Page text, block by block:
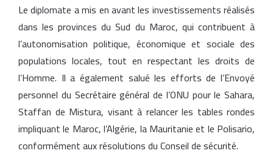
Le diplomate a mis en avant les investissements réalisés
dans les provinces du Sud du Maroc, qui contribuent à
l’autonomisation politique, économique et sociale des
populations locales, tout en respectant les droits de
l’Homme. Il a également salué les efforts de l’Envoyé
personnel du Secrétaire général de l’ONU pour le Sahara,
Staffan de Mistura, visant à relancer les tables rondes
impliquant le Maroc, l’Algérie, la Mauritanie et le Polisario,
conformément aux résolutions du Conseil de sécurité.